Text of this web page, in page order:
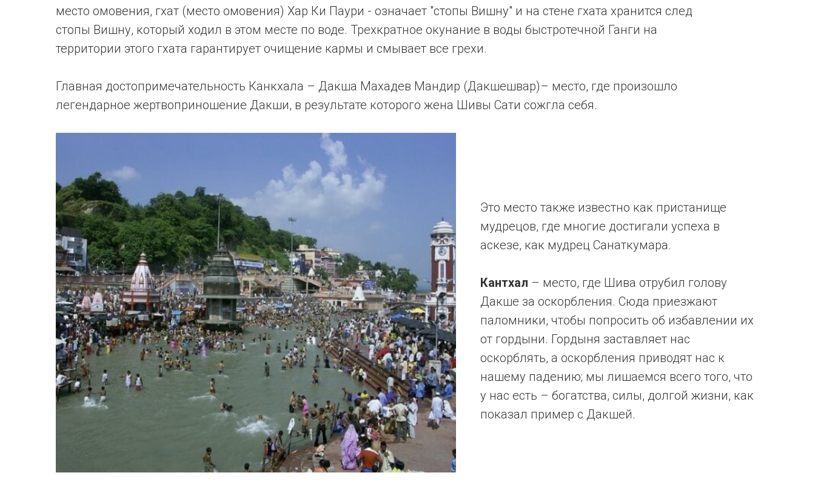
место омовения, гхат (место омовения) Хар Ки Паури - означает "стопы Вишну" и на стене гхата хранится след
стопы Вишну, который ходил в этом месте по воде. Трехкратное окунание в воды быстротечной Ганги на
территории этого гхата гарантирует очищение кармы и смывает все грехи.
Главная достопримечательность Канкхала – Дакша Махадев Мандир (Дакшешвар)– место, где произошло
легендарное жертвоприношение Дакши, в результате которого жена Шивы Сати сожгла себя.
Это место также известно как пристанище
мудрецов, где многие достигали успеха в
аскезе, как мудрец Санаткумара.
Кантхал – место, где Шива отрубил голову
Дакше за оскорбления. Сюда приезжают
паломники, чтобы попросить об избавлении их
от гордыни. Гордыня заставляет нас
оскорблять, а оскорбления приводят нас к
нашему падению; мы лишаемся всего того, что
у нас есть – богатства, силы, долгой жизни, как
показал пример с Дакшей.